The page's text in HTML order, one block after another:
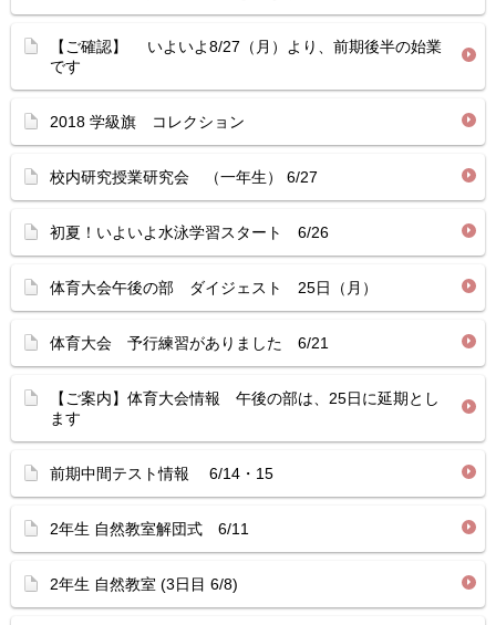
【ご確認】 いよいよ8/27（月）より、前期後半の始業
です
2018 学級旗 コレクション
校内研究授業研究会 （一年生） 6/27
初夏！いよいよ水泳学習スタート 6/26
体育大会午後の部 ダイジェスト 25日（月）
体育大会 予行練習がありました 6/21
【ご案内】体育大会情報 午後の部は、25日に延期とし
ます
前期中間テスト情報 6/14・15
2年生 自然教室解団式 6/11
2年生 自然教室 (3日目 6/8)